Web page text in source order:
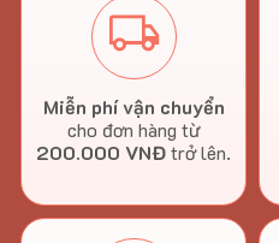
Miễn phí vận chuyển
cho đơn hàng từ
200.000 VNĐtrở lên.